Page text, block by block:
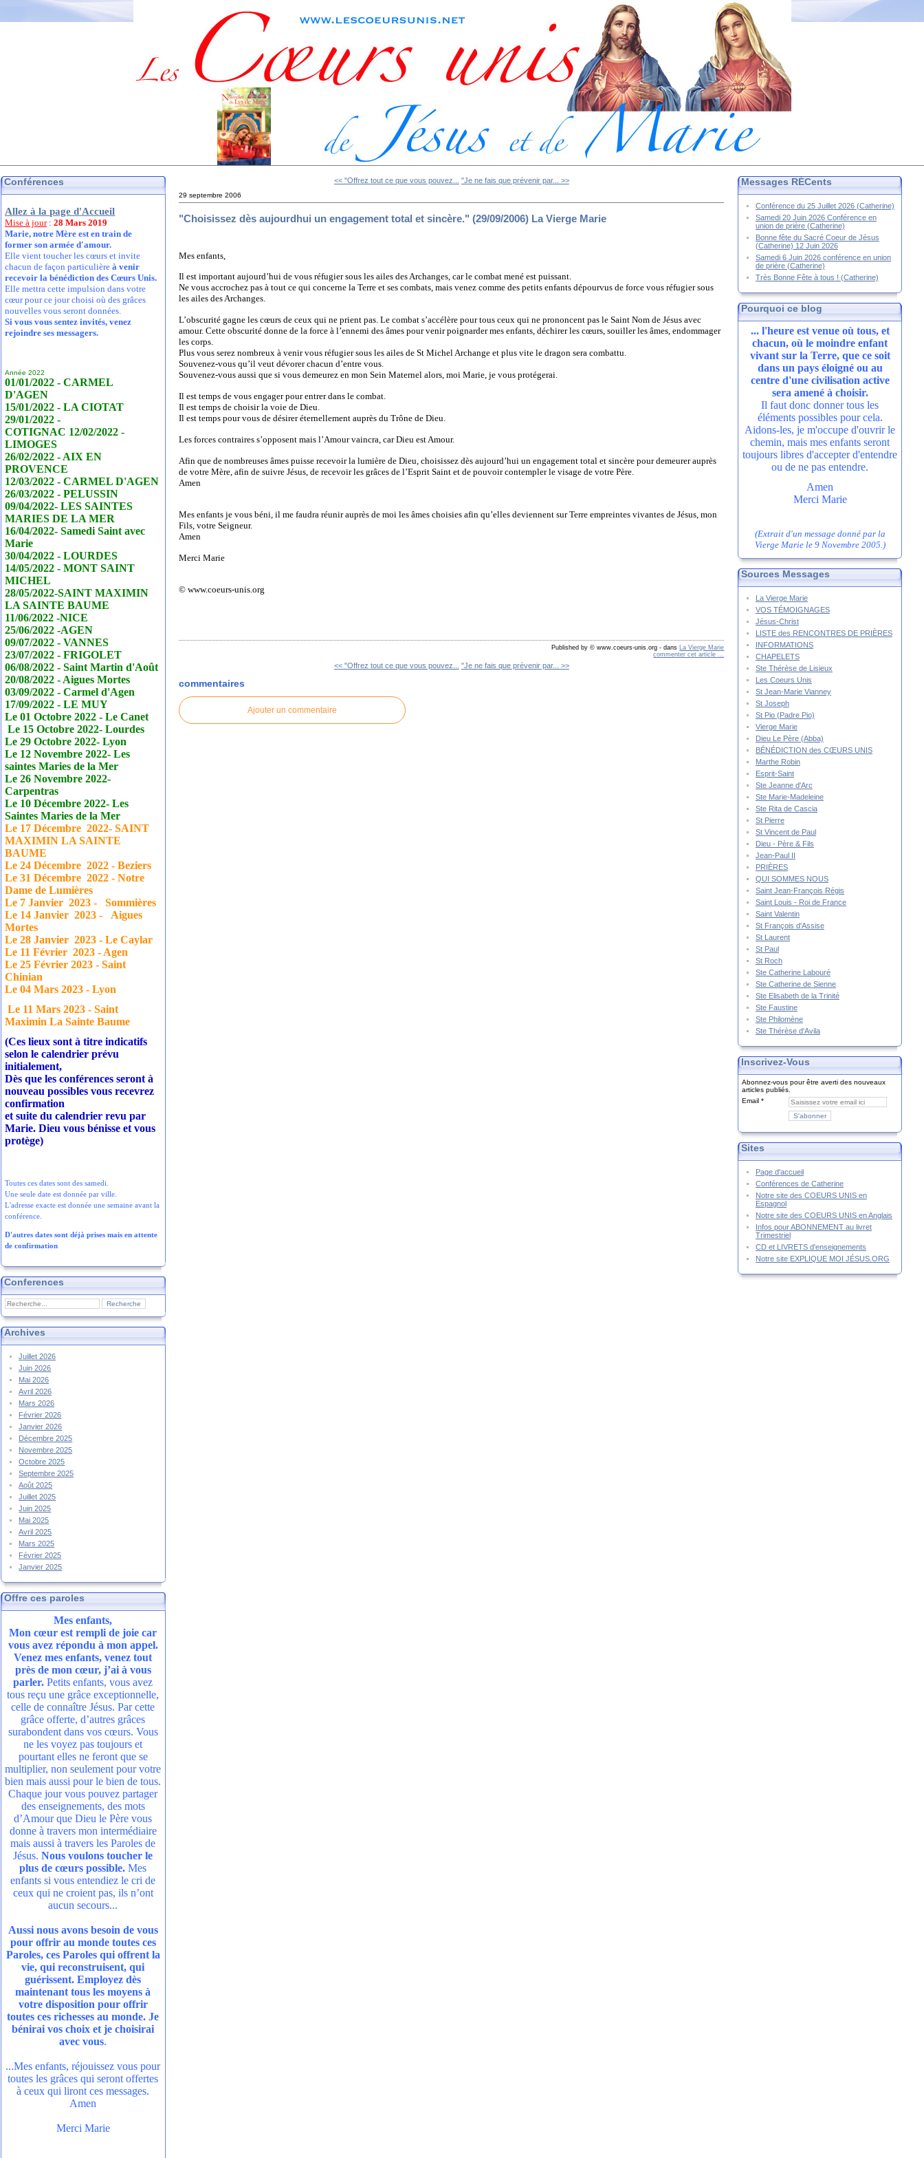
Conférences
Allez à la page d'Accueil
Mise à jour:28 Mars 2019
Marie, notre Mère est en train de
former son armée d'amour.
Elle vient toucher les cœurs et invite
chacun de façon particulièreà venir
recevoir la bénédiction des Cœurs Unis.
Elle mettra cette impulsion dans votre
cœur pour ce jour choisi où des grâces
nouvelles vous seront données.
Si vous vous sentez invités, venez
rejoindre ses messagers.
Année 2022
01/01/2022 - CARMEL
D'AGEN
15/01/2022 - LA CIOTAT
29/01/2022 -
COTIGNAC 12/02/2022 -
LIMOGES
26/02/2022 - AIX EN
PROVENCE
12/03/2022 - CARMEL D'AGEN
26/03/2022 - PELUSSIN
09/04/2022- LES SAINTES
MARIES DE LA MER
16/04/2022- Samedi Saint avec
Marie
30/04/2022 - LOURDES
14/05/2022 - MONT SAINT
MICHEL
28/05/2022-SAINT MAXIMIN
LA SAINTE BAUME
11/06/2022 -NICE
25/06/2022 -AGEN
09/07/2022 - VANNES
23/07/2022 - FRIGOLET
06/08/2022 - Saint Martin d'Août
20/08/2022 - Aigues Mortes
03/09/2022 - Carmel d'Agen
17/09/2022 - LE MUY
Le 01 Octobre 2022 - LeCanet
Le 15 Octobre 2022- Lourdes
Le 29 Octobre 2022- Lyon
Le 12 Novembre 2022- Les
saintes Maries de la Mer
Le 26 Novembre 2022-
Carpentras
Le 10 Décembre 2022- Les
Saintes Maries de la Mer
Le 17Décembre 2022- SAINT
MAXIMIN LA SAINTE
BAUME
Le 24Décembre 2022 - Beziers
Le 31Décembre 2022 - Notre
Dame de Lumières
Le 7 Janvier 2023 - Sommières
Le 14 Janvier 2023 - Aigues
Mortes
Le 28 Janvier 2023 - Le Caylar
Le 11 Février 2023 - Agen
Le 25 Février 2023 - Saint
Chinian
Le 04 Mars 2023 - Lyon
Le 11 Mars 2023 - Saint
Maximin La Sainte Baume
(Ces lieux sont à titre indicatifs
selon le calendrier prévu
initialement,
Dès que les conférences seront à
nouveau possibles vous recevrez
confirmation
et suite du calendrier revu par
Marie. Dieu vous bénisse et vous
protège)
Toutes ces dates sont des samedi.
Une seule date est donnée par ville.
L'adresse exacte est donnée une semaine avant la
conférence.
D'autres dates sont déjà prises mais en attente
de confirmation
Conferences
Archives
Juillet 2026
Juin 2026
Mai 2026
Avril 2026
Mars 2026
Février 2026
Janvier 2026
Décembre 2025
Novembre 2025
Octobre 2025
Septembre 2025
Août 2025
Juillet 2025
Juin 2025
Mai 2025
Avril 2025
Mars 2025
Février 2025
Janvier 2025
Offre ces paroles
Mes enfants,
Mon cœur est rempli de joie car
vous avez répondu à mon appel.
Venez mes enfants, venez tout
près de mon cœur, j’ai à vous
parler. Petits enfants, vous avez
tous reçu une grâce exceptionnelle,
celle de connaître Jésus. Par cette
grâce offerte, d’autres grâces
surabondent dans vos cœurs. Vous
ne les voyez pas toujours et
pourtant elles ne feront que se
multiplier, non seulement pour votre
bien mais aussi pour le bien de tous.
Chaque jour vous pouvez partager
des enseignements, des mots
d’Amour que Dieu le Père vous
donne à travers mon intermédiaire
mais aussi à travers les Paroles de
Jésus.Nous voulons toucher le
plus de cœurs possible. Mes
enfants si vous entendiez le cri de
ceux qui ne croient pas, ils n’ont
aucun secours...
Aussi nous avons besoin de vous
pour offrir au monde toutes ces
Paroles, ces Paroles qui offrent la
vie, qui reconstruisent, qui
guérissent. Employez dès
maintenant tous les moyens à
votre disposition pour offrir
toutes ces richesses au monde. Je
bénirai vos choix et je choisirai
avec vous.
...Mes enfants, réjouissez vous pour
toutes les grâces qui seront offertes
à ceux qui liront ces messages.
Amen
Merci Marie
<< "Offrez tout ce que vous pouvez... "Je ne fais que prévenir par... >>
29 septembre 2006
"Choisissez dès aujourdhui un engagement total et sincère." (29/09/2006) La Vierge Marie
Mes enfants,
Il est important aujourd’hui de vous réfugier sous les ailes des Archanges, car le combat mené est puissant.
Ne vous accrochez pas à tout ce qui concerne la Terre et ses combats, mais venez comme des petits enfants dépourvus de force vous réfugier sous
les ailes des Archanges.
L’obscurité gagne les cœurs de ceux qui ne prient pas. Le combat s’accélère pour tous ceux qui ne prononcent pas le Saint Nom de Jésus avec
amour. Cette obscurité donne de la force à l’ennemi des âmes pour venir poignarder mes enfants, déchirer les cœurs, souiller les âmes, endommager
les corps.
Plus vous serez nombreux à venir vous réfugier sous les ailes de St Michel Archange et plus vite le dragon sera combattu.
Souvenez-vous qu’il veut dévorer chacun d’entre vous.
Souvenez-vous aussi que si vous demeurez en mon Sein Maternel alors, moi Marie, je vous protégerai.
Il est temps de vous engager pour entrer dans le combat.
Il est temps de choisir la voie de Dieu.
Il est temps pour vous de désirer éternellement auprès du Trône de Dieu.
Les forces contraires s’opposent mais l’Amour vaincra, car Dieu est Amour.
Afin que de nombreuses âmes puisse recevoir la lumière de Dieu, choisissez dès aujourd’hui un engagement total et sincère pour demeurer auprès
de votre Mère, afin de suivre Jésus, de recevoir les grâces de l’Esprit Saint et de pouvoir contempler le visage de votre Père.
Amen
Mes enfants je vous béni, il me faudra réunir auprès de moi les âmes choisies afin qu’elles deviennent sur Terre empreintes vivantes de Jésus, mon
Fils, votre Seigneur.
Amen
Merci Marie
© www.coeurs-unis.org
Published by © www.coeurs-unis.org - dans La Vierge Marie
commenter cet article …
<< "Offrez tout ce que vous pouvez... "Je ne fais que prévenir par... >>
commentaires
Ajouter un commentaire
Messages RÉCents
Conférence du 25 Juillet 2026 (Catherine)
Samedi 20 Juin 2026 Conférence en
union de prière (Catherine)
Bonne fête du Sacré Coeur de Jésus
(Catherine) 12 Juin 2026
Samedi 6 Juin 2026 conférence en union
de prière (Catherine)
Très Bonne Fête à tous ! (Catherine)
Pourquoi ce blog
... l'heure est venue où tous, et
chacun, où le moindre enfant
vivant sur la Terre, que ce soit
dans un pays éloigné ou au
centre d'une civilisation active
sera amené à choisir.
Il faut donc donner tous les
éléments possibles pour cela.
Aidons-les, je m'occupe d'ouvrir le
chemin, mais mes enfants seront
toujours libres d'accepter d'entendre
ou de ne pas entendre.
Amen
Merci Marie
(Extrait d'un message donné par la
Vierge Marie le 9 Novembre 2005.)
Sources Messages
La Vierge Marie
VOS TÉMOIGNAGES
Jésus-Christ
LISTE des RENCONTRES DE PRIÈRES
INFORMATIONS
CHAPELETS
Ste Thérèse de Lisieux
Les Coeurs Unis
St Jean-Marie Vianney
St Joseph
St Pio (Padre Pio)
Vierge Marie
Dieu Le Père (Abba)
BÉNÉDICTION des CŒURS UNIS
Marthe Robin
Esprit-Saint
Ste Jeanne d'Arc
Ste Marie-Madeleine
Ste Rita de Cascia
St Pierre
St Vincent de Paul
Dieu - Père & Fils
Jean-Paul II
PRIÈRES
QUI SOMMES NOUS
Saint Jean-François Régis
Saint Louis - Roi de France
Saint Valentin
St François d'Assise
St Laurent
St Paul
St Roch
Ste Catherine Labouré
Ste Catherine de Sienne
Ste Elisabeth de la Trinité
Ste Faustine
Ste Philomène
Ste Thérèse d'Avila
Inscrivez-Vous
Abonnez-vous pour être averti des nouveaux
articles publiés.
Email
Sites
Page d'accueil
Conférences de Catherine
Notre site des COEURS UNIS en
Espagnol
Notre site des COEURS UNIS en Anglais
Infos pour ABONNEMENT au livret
Trimestriel
CD et LIVRETS d'enseignements
Notre site EXPLIQUE MOI JÉSUS.ORG